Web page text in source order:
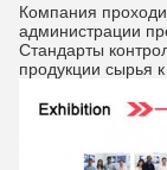
Компания
администрации
Стандарты
продукции сырья